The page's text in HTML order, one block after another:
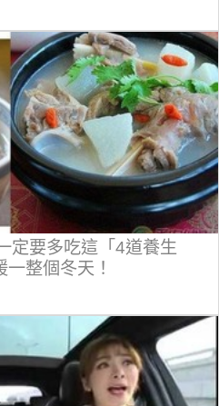
定要多吃這「4道養生
整個冬天！